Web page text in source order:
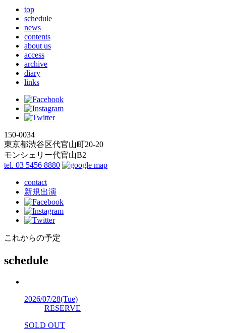
top
schedule
news
contents
about us
access
archive
diary
links
150-0034
東京都渋谷区代官山町20-20
モンシェリー代官山B2
tel. 03 5456 8880
contact
新規出演
これからの予定
schedule
2026/07/28(Tue)
RESERVE
SOLD OUT